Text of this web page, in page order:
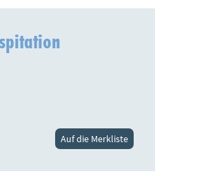
Auf die Merkliste